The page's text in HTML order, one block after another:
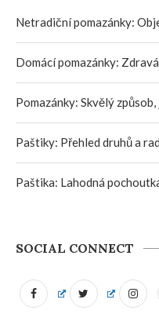
Netradiční pomazánky:
Domácí pomazánky:
Pomazánky: Skvělý
Paštiky: Přehled druhů a
Paštika: Lahodná
SOCIAL CONNECT